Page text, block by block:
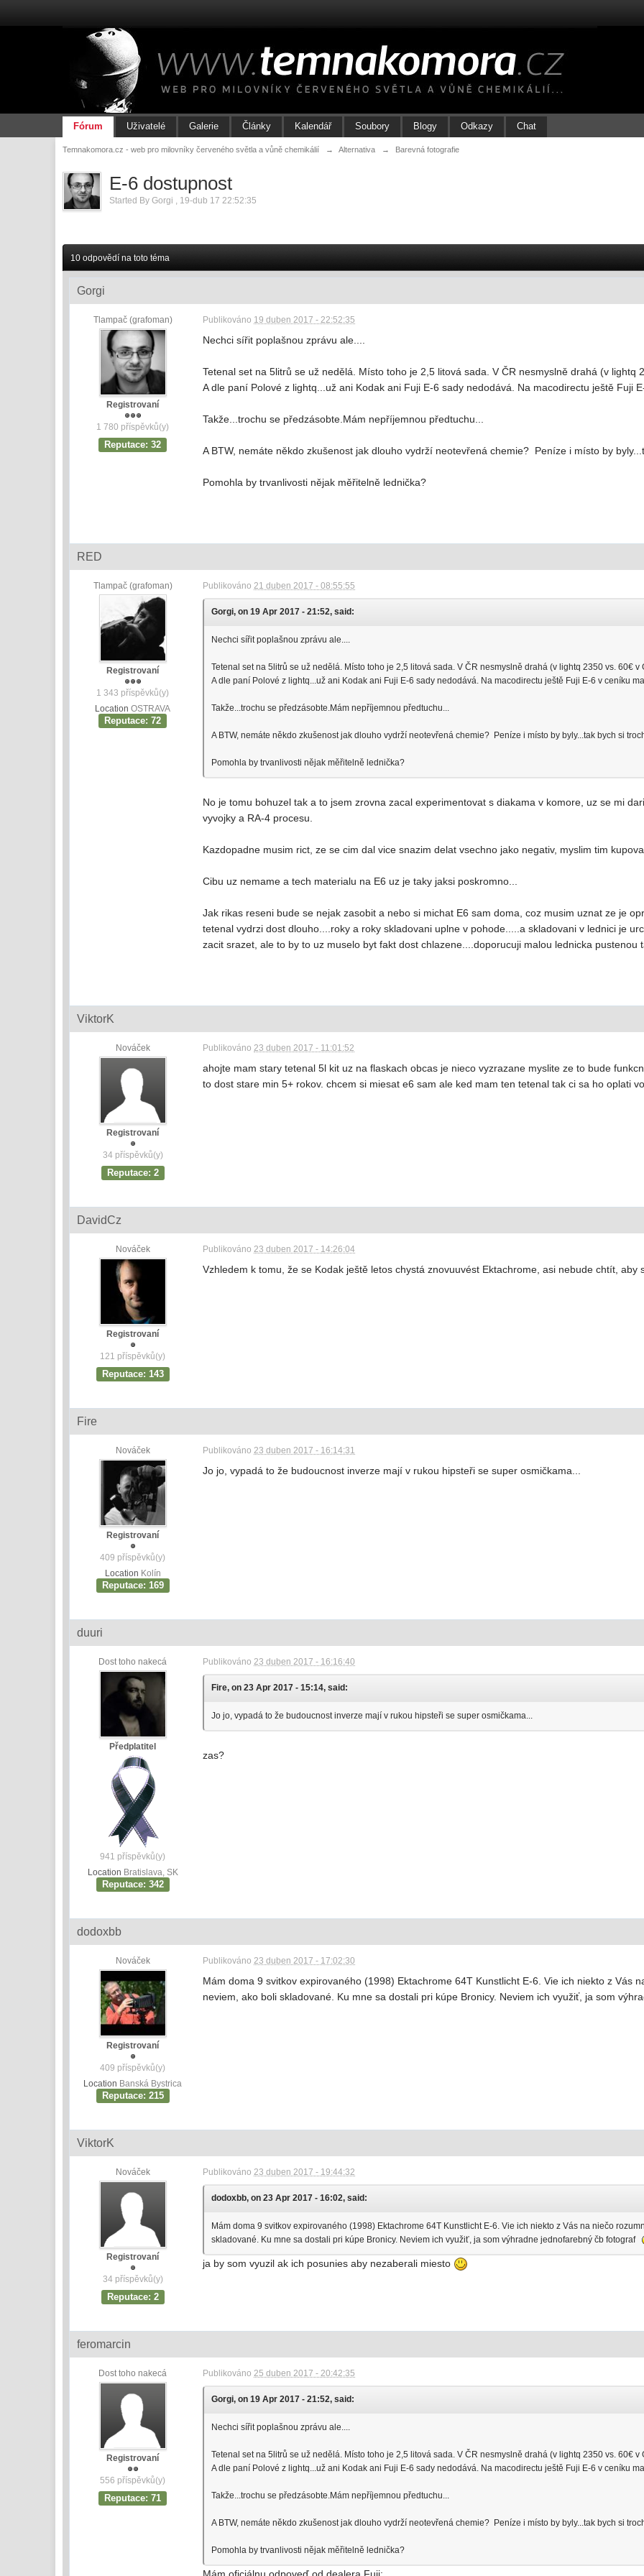
Fórum Uživatelé Galerie Články Kalendář Soubory Blogy Odkazy Chat
Temnakomora.cz - web pro milovníky červeného světla a vůně chemikálií → Alternativa → Barevná fotografie
E-6 dostupnost
Started ByGorgi , 19-dub 17 22:52:35
10 odpovědí na toto téma
Gorgi
Tlampač (grafoman)
Registrovaní
1 780 příspěvků(y)
Reputace: 32
Publikováno 19 duben 2017 - 22:52:35
Nechci sířit poplašnou zprávu ale....
Tetenal set na 5litrů se už nedělá. Místo toho je 2,5 litová sada. V ČR nesmyslně drahá (v lightq
A dle paní Polové z lightq...už ani Kodak ani Fuji E-6 sady nedodává. Na macodirectu ještě Fuji
Takže...trochu se předzásobte.Mám nepříjemnou předtuchu...
A BTW, nemáte někdo zkušenost jak dlouho vydrží neotevřená chemie? Peníze i místo by
Pomohla by trvanlivosti nějak měřitelně lednička?
RED
Tlampač (grafoman)
Registrovaní
1 343 příspěvků(y)
Location OSTRAVA
Reputace: 72
Publikováno21 duben 2017 - 08:55:55
Gorgi, on 19 Apr 2017 - 21:52, said:
Nechci sířit poplašnou zprávu ale....
Tetenal set na 5litrů se už nedělá. Místo toho je 2,5 litová sada. V ČR nesmyslně drahá (v lightq 2350 vs. 60€ v
A dle paní Polové z lightq...už ani Kodak ani Fuji E-6 sady nedodává. Na macodirectu ještě Fuji E-6 v ceníku
Takže...trochu se předzásobte.Mám nepříjemnou předtuchu...
A BTW, nemáte někdo zkušenost jak dlouho vydrží neotevřená chemie? Peníze i místo by byly...tak bych si
Pomohla by trvanlivosti nějak měřitelně lednička?
No je tomu bohuzel tak a to jsem zrovna zacal experimentovat s diakama v komore, uz se mi
vyvojky a RA-4 procesu.
Kazdopadne musim rict, ze se cim dal vice snazim delat vsechno jako negativ, myslim tim
Cibu uz nemame a tech materialu na E6 uz je taky jaksi poskromno...
Jak rikas reseni bude se nejak zasobit a nebo si michat E6 sam doma, coz musim uznat ze je
tetenal vydrzi dost dlouho....roky a roky skladovani uplne v pohode.....a skladovani v lednici je
zacit srazet, ale to by to uz muselo byt fakt dost chlazene....doporucuji malou lednicka pustenou
ViktorK
Nováček
Registrovaní
34 příspěvků(y)
Reputace: 2
Publikováno23 duben 2017 - 11:01:52
ahojte mam stary tetenal 5l kit uz na flaskach obcas je nieco vyzrazane myslite ze to bude
to dost stare min 5+ rokov. chcem si miesat e6 sam ale ked mam ten tetenal tak ci sa ho oplati
DavidCz
Nováček
Registrovaní
121 příspěvků(y)
Reputace: 143
Publikováno23 duben 2017 - 14:26:04
Vzhledem k tomu, že se Kodak ještě letos chystá znovuuvést Ektachrome, asi nebude chtít,
Fire
Nováček
Registrovaní
409 příspěvků(y)
Location Kolín
Reputace: 169
Publikováno23 duben 2017 - 16:14:31
Jo jo, vypadá to že budoucnost inverze mají v rukou hipsteři se super osmičkama...
duuri
Dost toho nakecá
Předplatitel
941 příspěvků(y)
Location Bratislava, SK
Reputace: 342
Publikováno23 duben 2017 - 16:16:40
Fire, on 23 Apr 2017 - 15:14, said:
Jo jo, vypadá to že budoucnost inverze mají v rukou hipsteři se super osmičkama...
zas?
dodoxbb
Nováček
Registrovaní
409 příspěvků(y)
Location Banská Bystrica
Reputace: 215
Publikováno23 duben 2017 - 17:02:30
Mám doma 9 svitkov expirovaného (1998) Ektachrome 64T Kunstlicht E-6. Vie ich niekto z Vás
neviem, ako boli skladované. Ku mne sa dostali pri kúpe Bronicy. Neviem ich využiť, ja som
ViktorK
Nováček
Registrovaní
34 příspěvků(y)
Reputace: 2
Publikováno23 duben 2017 - 19:44:32
dodoxbb, on 23 Apr 2017 - 16:02, said:
Mám doma 9 svitkov expirovaného (1998) Ektachrome 64T Kunstlicht E-6. Vie ich niekto z Vás na niečo
skladované. Ku mne sa dostali pri kúpe Bronicy. Neviem ich využiť, ja som výhradne jednofarebný čb fotograf
ja by som vyuzil ak ich posunies aby nezaberali miesto
feromarcin
Dost toho nakecá
Registrovaní
556 příspěvků(y)
Reputace: 71
Publikováno25 duben 2017 - 20:42:35
Gorgi, on 19 Apr 2017 - 21:52, said:
Nechci sířit poplašnou zprávu ale....
Tetenal set na 5litrů se už nedělá. Místo toho je 2,5 litová sada. V ČR nesmyslně drahá (v lightq 2350 vs. 60€ v
A dle paní Polové z lightq...už ani Kodak ani Fuji E-6 sady nedodává. Na macodirectu ještě Fuji E-6 v ceníku
Takže...trochu se předzásobte.Mám nepříjemnou předtuchu...
A BTW, nemáte někdo zkušenost jak dlouho vydrží neotevřená chemie? Peníze i místo by byly...tak bych si
Pomohla by trvanlivosti nějak měřitelně lednička?